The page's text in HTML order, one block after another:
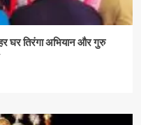
घर तिरंगा अभियान और गुरु